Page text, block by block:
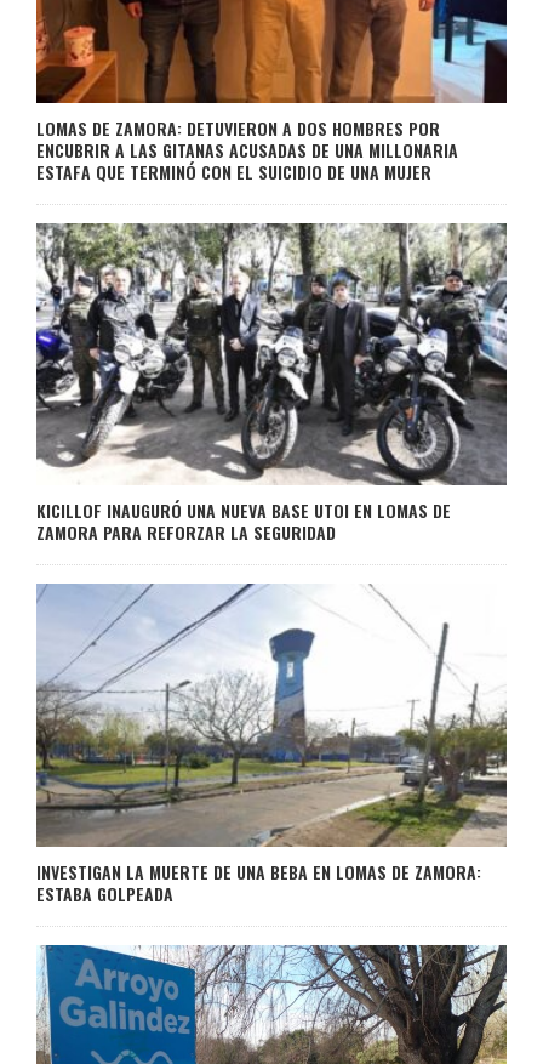
LOMAS DE ZAMORA: DETUVIERON A DOS HOMBRES POR
ENCUBRIR A LAS GITANAS ACUSADAS DE UNA MILLONARIA
ESTAFA QUE TERMINÓ CON EL SUICIDIO DE UNA MUJER
KICILLOF INAUGURÓ UNA NUEVA BASE UTOI EN LOMAS DE
ZAMORA PARA REFORZAR LA SEGURIDAD
INVESTIGAN LA MUERTE DE UNA BEBA EN LOMAS DE ZAMORA:
ESTABA GOLPEADA